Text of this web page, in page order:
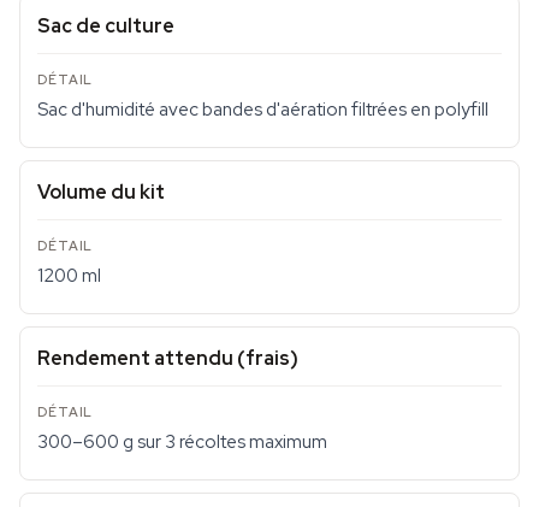
Sac de culture
Sac d'humidité avec bandes d'aération filtrées en polyfill
Volume du kit
1200 ml
Rendement attendu (frais)
300–600 g sur 3 récoltes maximum